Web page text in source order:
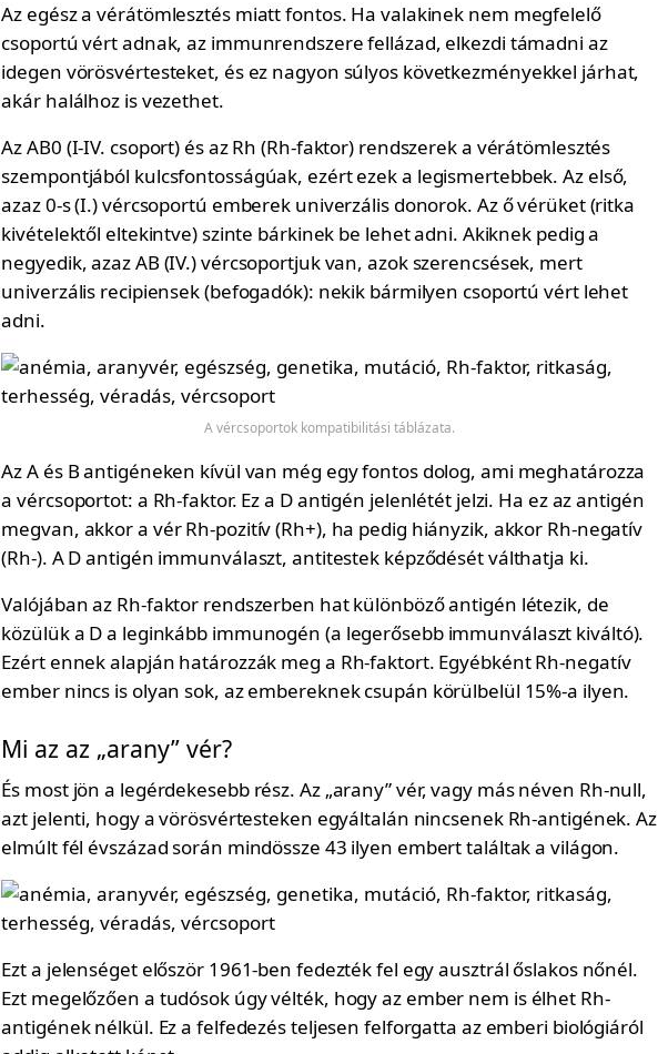
Az egész a vérátömlesztés miatt fontos. Ha valakinek nem megfelelő
csoportú vért adnak, az immunrendszere fellázad, elkezdi támadni az
idegen vörösvértesteket, és ez nagyon súlyos következményekkel járhat,
akár halálhoz is vezethet.
Az AB0 (I-IV. csoport) és az Rh (Rh-faktor) rendszerek a vérátömlesztés
szempontjából kulcsfontosságúak, ezért ezek a legismertebbek. Az első,
azaz 0-s (I.) vércsoportú emberek univerzális donorok. Az ő vérüket (ritka
kivételektől eltekintve) szinte bárkinek be lehet adni. Akiknek pedig a
negyedik, azaz AB (IV.) vércsoportjuk van, azok szerencsések, mert
univerzális recipiensek (befogadók): nekik bármilyen csoportú vért lehet
adni.
A vércsoportok kompatibilitási táblázata.
Az A és B antigéneken kívül van még egy fontos dolog, ami meghatározza
a vércsoportot: a Rh-faktor. Ez a D antigén jelenlétét jelzi. Ha ez az antigén
megvan, akkor a vér Rh-pozitív (Rh+), ha pedig hiányzik, akkor Rh-negatív
(Rh-). A D antigén immunválaszt, antitestek képződését válthatja ki.
Valójában az Rh-faktor rendszerben hat különböző antigén létezik, de
közülük a D a leginkább immunogén (a legerősebb immunválaszt kiváltó).
Ezért ennek alapján határozzák meg a Rh-faktort. Egyébként Rh-negatív
ember nincs is olyan sok, az embereknek csupán körülbelül 15%-a ilyen.
Mi az az „arany” vér?
És most jön a legérdekesebb rész. Az „arany” vér, vagy más néven Rh-null,
azt jelenti, hogy a vörösvértesteken egyáltalán nincsenek Rh-antigének. Az
elmúlt fél évszázad során mindössze 43 ilyen embert találtak a világon.
Ezt a jelenséget először 1961-ben fedezték fel egy ausztrál őslakos nőnél.
Ezt megelőzően a tudósok úgy vélték, hogy az ember nem is élhet Rh-
antigének nélkül. Ez a felfedezés teljesen felforgatta az emberi biológiáról